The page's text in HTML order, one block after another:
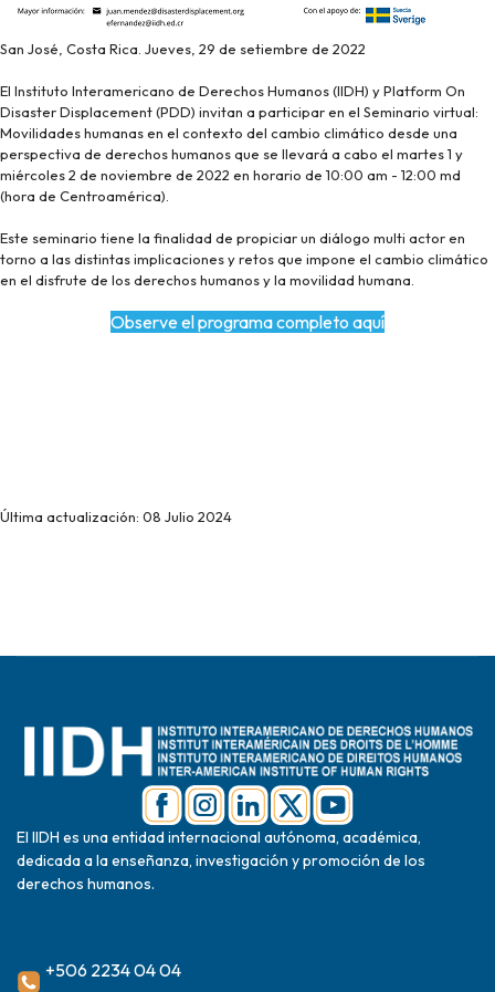
San José, Costa Rica. Jueves, 29 de setiembre de 2022
El Instituto Interamericano de Derechos Humanos (IIDH) y Platform On
Disaster Displacement (PDD) invitan a participar en el Seminario virtual:
Movilidades humanas en el contexto del cambio climático desde una
perspectiva de derechos humanos que se llevará a cabo el martes 1 y
miércoles 2 de noviembre de 2022 en horario de 10:00 am - 12:00 md
(hora de Centroamérica).
Este seminario tiene la finalidad de propiciar un diálogo multi actor en
torno a las distintas implicaciones y retos que impone el cambio climático
en el disfrute de los derechos humanos y la movilidad humana.
Observe el programa completo aquí
Última actualización: 08 Julio 2024
El IIDH es una entidad internacional autónoma, académica,
dedicada a la enseñanza, investigación y promoción de los
derechos humanos.
+506 2234 04 04